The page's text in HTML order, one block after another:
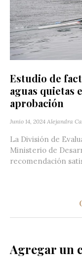
Estudio de
aguas quietas
aprobación
Junio 14, 2024 Alejandra
La División de
Ministerio de
recomendación
Agregar un